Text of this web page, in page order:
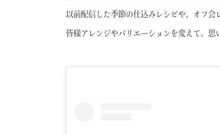
以前配信した季節の仕込みレシピや、オフ会
皆様アレンジやバリエーションを変えて、